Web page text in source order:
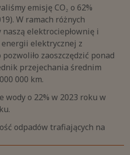
emisję CO₂ o 62%
W ramach różnych
elektrociepłownię i
energii elektrycznej z
zaoszczędzić ponad
przejechania średnim
000 km.
wody o 22% w 2023 roku w
odpadów trafiających na